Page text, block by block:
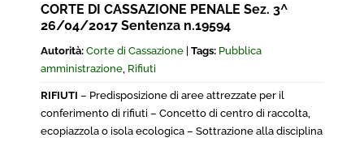
CORTE DI CASSAZIONE PENALE Sez. 3^
26/04/2017 Sentenza n.19594
Autorità: Corte di Cassazione Tags: Pubblica
amministrazione, Rifiuti
RIFIUTI – Predisposizione di aree attrezzate per il
conferimento di rifiuti – Concetto di centro di raccolta,
ecopiazzola o isola ecologica – Sottrazione alla disciplina